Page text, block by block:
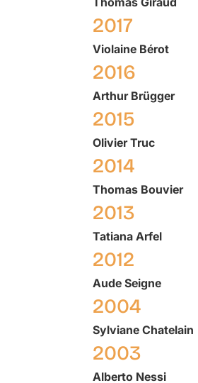
2017
Violaine Bérot
2016
Arthur Brügger
2015
OlivierTruc
2014
Thomas Bouvier
2013
Tatiana Arfel
2012
Aude Seigne
2004
Sylviane Chatelain
2003
Alberto Nessi